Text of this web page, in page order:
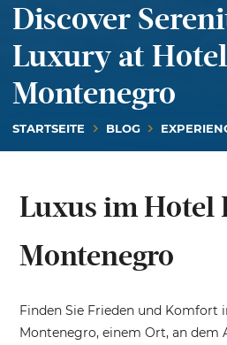
Discover
Luxury at
Montenegro
STARTSEITE BLOG
Luxus im Hotel
Montenegro
Finden Sie Frieden und Komfort
Montenegro, einem Ort, an dem